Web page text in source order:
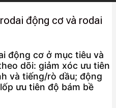
động cơ và rodai
động cơ ở mục tiêu và
dõi: giảm xóc ưu tiên
và tiếng/rò dầu; động
ưu tiên độ bám bề